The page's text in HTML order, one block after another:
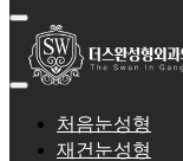
처음눈성형
재건눈성형